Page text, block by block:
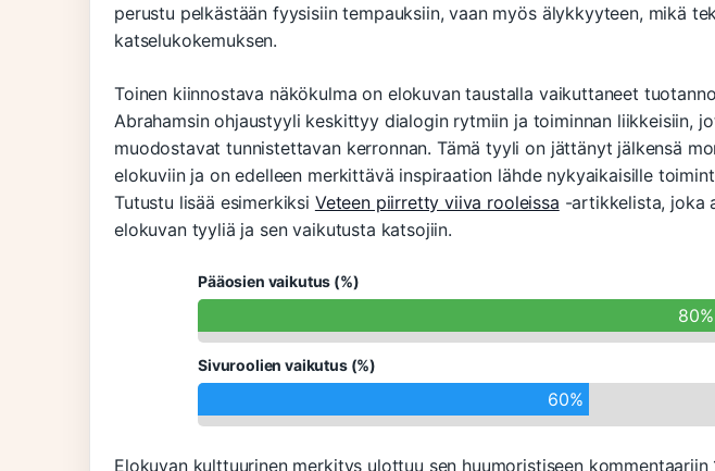
perustu pelkästään fyysisiin tempauksiin, vaan myös älykkyyteen, mikä
katselukokemuksen.
Toinen kiinnostava näkökulma on elokuvan taustalla vaikuttaneet
Abrahamsin ohjaustyyli keskittyy dialogin rytmiin ja toiminnan liikkeisiin,
muodostavat tunnistettavan kerronnan. Tämä tyyli on jättänyt jälkensä
elokuviin ja on edelleen merkittävä inspiraation lähde nykyaikaisille
Tutustu lisää esimerkiksi Veteen piirretty viiva rooleissa -artikkelista, joka
elokuvan tyyliä ja sen vaikutusta katsojiin.
Pääosien vaikutus (%)
80%
Sivuroolien vaikutus (%)
60%
Elokuvan kulttuurinen merkitys ulottuu sen huumoristiseen kommentaariin